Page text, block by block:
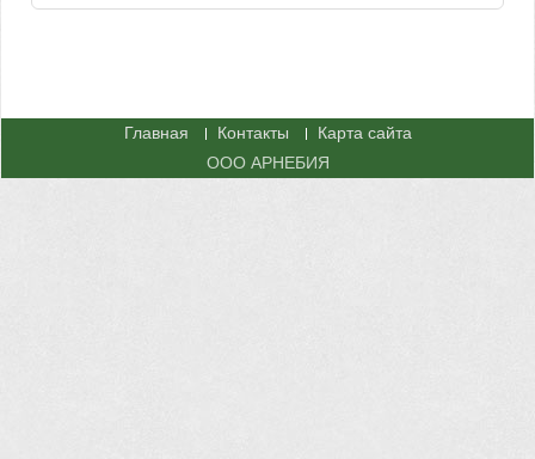
Главная Контакты
Карта сайта
ООО АРНЕБИЯ